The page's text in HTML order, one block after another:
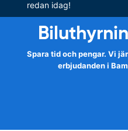
redan idag!
Spara tid och pengar. Vi
erbjudanden i